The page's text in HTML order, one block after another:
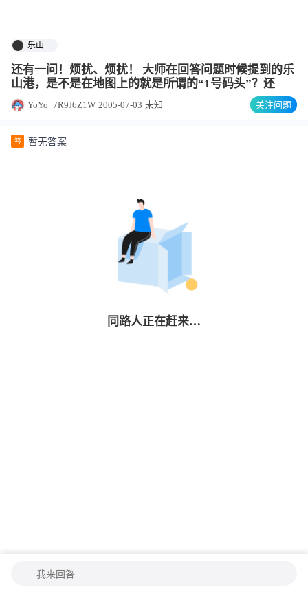
乐山
还有一问！烦扰、烦扰！ 大师在回答问题时候提到的乐
山港，是不是在地图上的就是所谓的“1号码头”？还
YoYo_7R9J6Z1W 2005-07-03 未知 关注问题
答 暂无答案
同路人正在赶来…